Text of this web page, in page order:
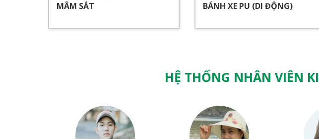
MÂM SẮT BÁNH XE PU (DI ĐỘNG)
HỆ THỐNG NHÂN VIÊN